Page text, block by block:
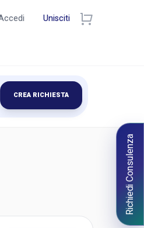
Unisciti
CREA RICHIESTA
Richiedi Consulenza